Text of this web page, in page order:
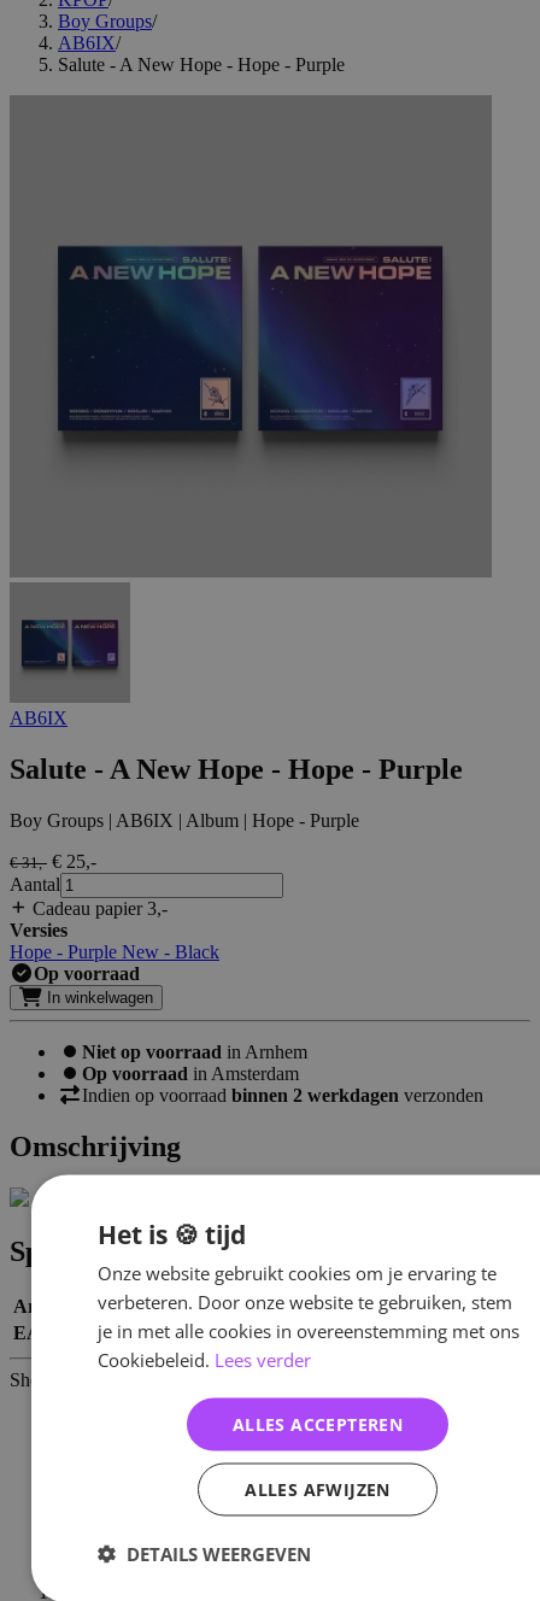
Boy Groups/
AB6IX/
Salute - A New Hope - Hope - Purple
AB6IX
Salute - A New Hope - Hope - Purple
Boy Groups | AB6IX | Album | Hope - Purple
€ 31,- € 25,-
Aantal
Cadeau papier 3,-
Versies
Hope - Purple New - Black
Op voorraad
In winkelwagen
Niet op voorraad in Arnhem
Op voorraad in Amsterdam
Indien op voorraad binnen 2 werkdagen verzonden
Omschrijving
Specificaties
Artikelnummer 10705
EAN nummer
8809355976907
Shop meer
Albums
Het is 🍪 tijd
Onze website gebruikt cookies om je ervaring te
verbeteren. Door onze website te gebruiken, stem
je in met alle cookies in overeenstemming met ons
Cookiebeleid. Lees verder
ALLES ACCEPTEREN
ALLES AFWIJZEN
DETAILS WEERGEVEN